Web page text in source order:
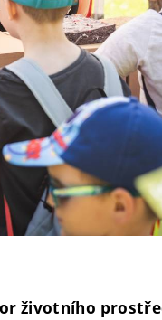
životního